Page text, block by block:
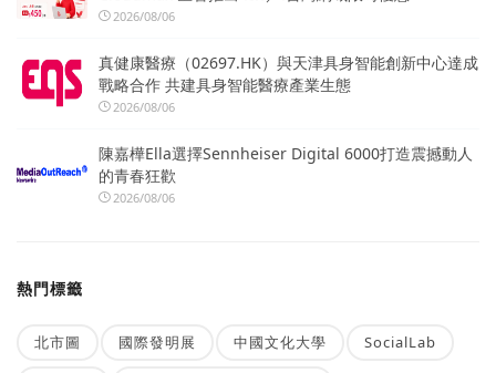
2026/08/06
真健康醫療（02697.HK）與天津具身智能創新中心達成
戰略合作 共建具身智能醫療產業生態
2026/08/06
陳嘉樺Ella選擇Sennheiser Digital 6000打造震撼動人
的青春狂歡
2026/08/06
熱門標籤
北市圖 國際發明展 中國文化大學 SocialLab